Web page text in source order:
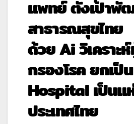
แพทย์ ตั้งเป้าพั
สาธารณสุขไทย
ด้วย Ai วิเคราะ
กรองโรค ยกเ
Hospital เป็นแ
ประเทศไทย